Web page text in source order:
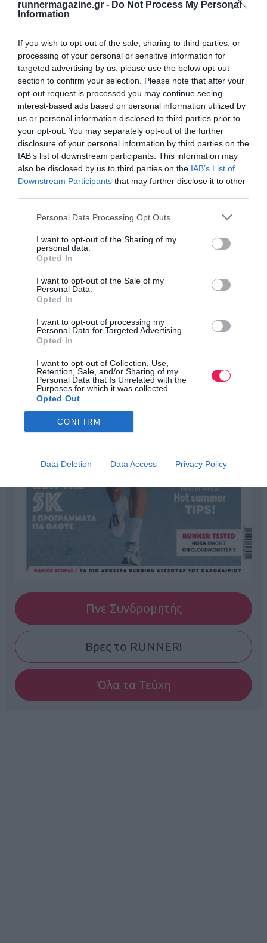
runnermagazine.gr - Do Not Process My Personal
Information
If you wish to opt-out of the sale, sharing to third parties, or
processing of your personal or sensitive information for
targeted advertising by us, please use the below opt-out
section to confirm your selection. Please note that after your
opt-out request is processed you may continue seeing
interest-based ads based on personal information utilized by
us or personal information disclosed to third parties prior to
your opt-out. You may separately opt-out of the further
disclosure of your personal information by third parties on the
IAB’s list of downstream participants. This information may
also be disclosed by us to third parties on the IAB’s List of
Downstream Participants that may further disclose it to other
Personal Data Processing Opt Outs
I want to opt-out of the Sharing of my
personal data.
Opted In
I want to opt-out of the Sale of my
Personal Data.
Opted In
I want to opt-out of processing my
Personal Data for Targeted Advertising.
Opted In
I want to opt-out of Collection, Use,
Retention, Sale, and/or Sharing of my
Personal Data that Is Unrelated with the
Purposes for which it was collected.
Opted Out
CONFIRM
Data Deletion Data Access Privacy Policy
Γίνε Συνδρομητής
Βρες το RUNNER!
Όλα τα Τεύχη